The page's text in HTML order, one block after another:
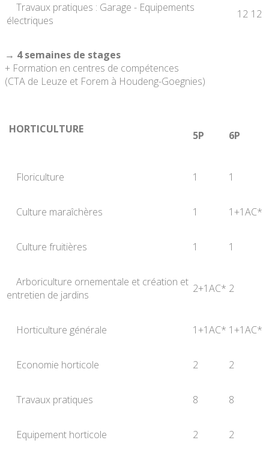
Travaux pratiques : Garage - Equipements
électriques
12 12
→ 4 semaines de stages
+ Formation en centres de compétences
(CTA de Leuze et Forem à Houdeng-Goegnies)
HORTICULTURE 5P 6P
Floriculture 1 1
Culture maraîchères 1 1+1AC*
Culture fruitières 1 1
Arboriculture ornementale et création et
entretien de jardins
2+1AC* 2
Horticulture générale 1+1AC* 1+1AC*
Economie horticole 2 2
Travaux pratiques 8 8
Equipement horticole 2 2